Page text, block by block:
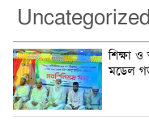
Uncategorized
শিক্ষা
মডেল